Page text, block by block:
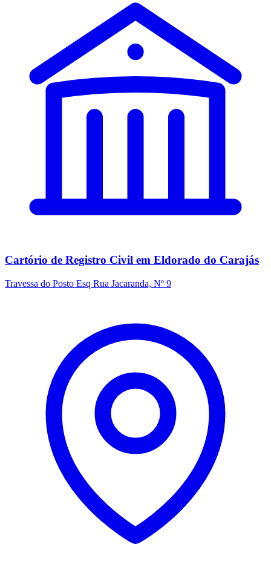
Cartório de Registro Civil em Eldorado do Carajás
Travessa do Posto Esq Rua Jacaranda, Nº 9